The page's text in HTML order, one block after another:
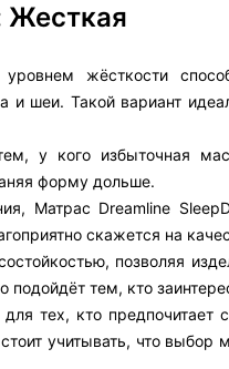
Жесткая
жёсткости
и шеи. Такой вариант
у кого избыточная
форму дольше.
Матрас Dreamline
скажется на
позволяя
подойдёт тем, кто
тех, кто
учитывать, что